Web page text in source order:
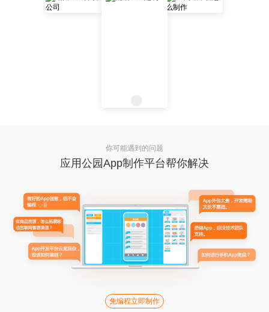
你可能遇到的问题
应用公园App制作平台帮你解决
免编程立即制作